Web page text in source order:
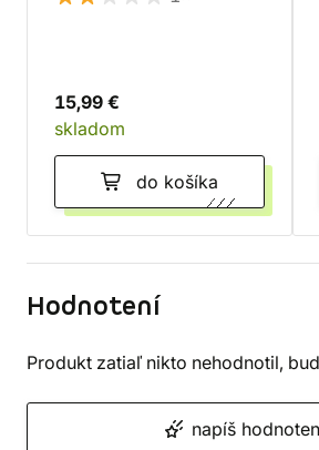
15,99 €
skladom
do košíka
Hodnotení
Produkt zatiaľ nikto nehodnotil,
napíš